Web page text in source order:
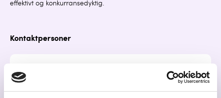
effektivt og konkurransedyktig.
Kontaktpersoner
Magnus Skedsmo Nordbrenden
Daglig leder